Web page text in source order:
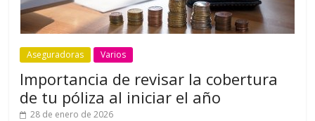
Aseguradoras Varios
Importancia de revisar la cobertura
de tu póliza al iniciar el año
28 de enero de 2026